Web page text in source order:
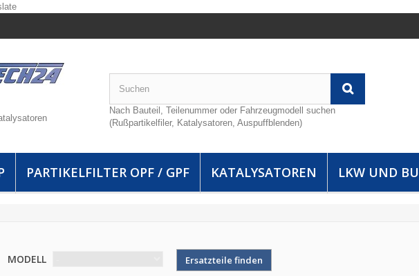
Nach Bauteil, Teilenummer oder Fahrzeugmodell suchen
(Rußpartikelfiler, Katalysatoren, Auspuffblenden)
PARTIKELFILTER OPF / GPF KATALYSATOREN LKW UND
MODELL